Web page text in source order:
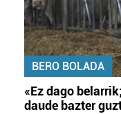
BERO BOLADA
«Ez dago
daude bazter